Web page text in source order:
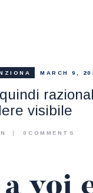
MARCH 9,
visibile
0 COMMENTS